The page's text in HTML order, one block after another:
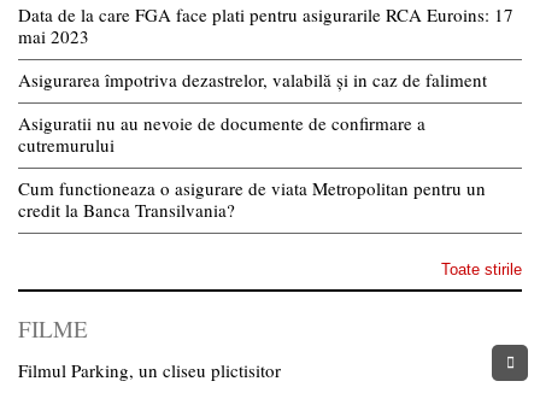
Data de la care FGA face plati pentru asigurarile RCA Euroins: 17
mai 2023
Asigurarea împotriva dezastrelor, valabilă și in caz de faliment
Asiguratii nu au nevoie de documente de confirmare a
cutremurului
Cum functioneaza o asigurare de viata Metropolitan pentru un
credit la Banca Transilvania?
Toate stirile
FILME
Filmul Parking, un cliseu plictisitor